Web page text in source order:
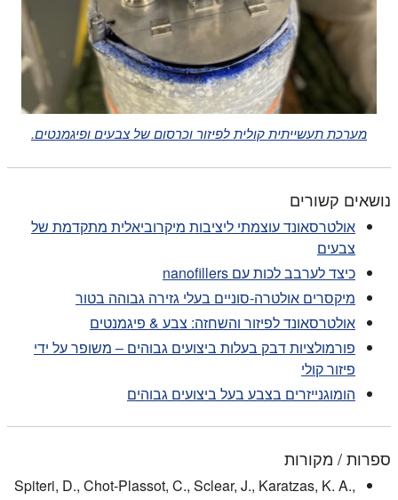
מערכת תעשייתית קולית לפיזור וכרסום של צבעים ופיגמנטים.
נושאים קשורים
אולטרסאונד עוצמתי ליציבות מיקרוביאלית מתקדמת של
צבעים
כיצד לערבב לכות עם nanofillers
מיקסרים אולטרה-סוניים בעלי גזירה גבוהה בטור
אולטרסאונד לפיזור והשחזה: צבע & פיגמנטים
פורמולציות דבק בעלות ביצועים גבוהים – משופר על ידי
פיזור קולי
הומוגנייזרים בצבע בעל ביצועים גבוהים
ספרות / מקורות
Spiteri, D., Chot-Plassot, C., Sclear, J., Karatzas, K. A.,